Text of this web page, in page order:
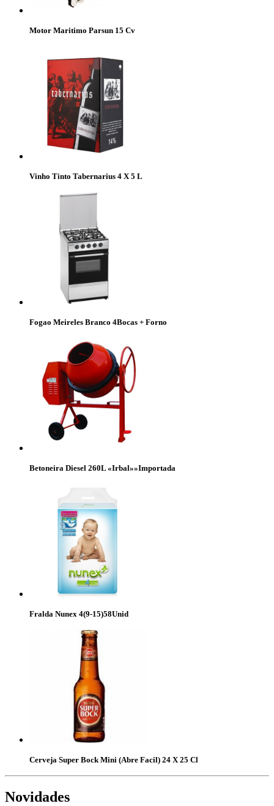
Motor Maritimo Parsun 15 Cv
Vinho Tinto Tabernarius 4 X 5 L
Fogao Meireles Branco 4Bocas + Forno
Betoneira Diesel 260L «Irbal»»Importada
Fralda Nunex 4(9-15)58Unid
Cerveja Super Bock Mini (Abre Facil) 24 X 25 Cl
Novidades